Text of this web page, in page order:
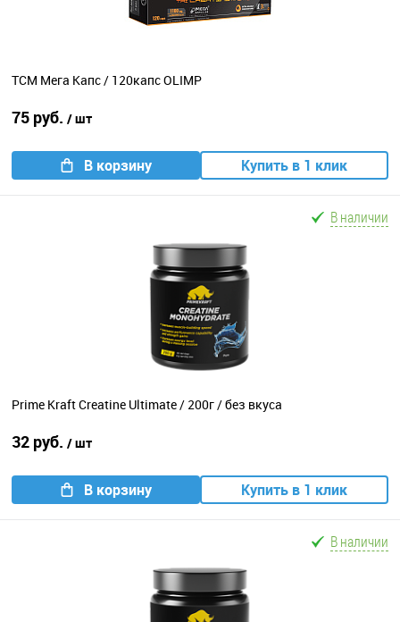
ТСМ Мега Капс / 120капс OLIMP
75 руб. / шт
В корзину Купить в 1 клик
В наличии
Prime Kraft Creatine Ultimate / 200г / без вкуса
32 руб. / шт
В корзину Купить в 1 клик
В наличии